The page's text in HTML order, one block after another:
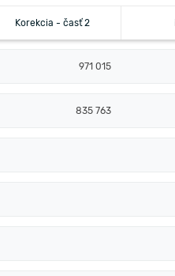
Korekcia - časť 2
971 015
835 763